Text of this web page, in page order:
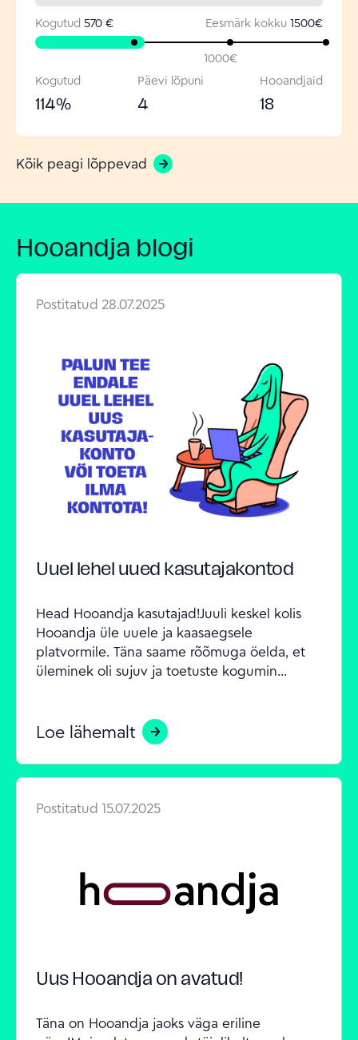
Kogutud 570 € Eesmärk kokku 1500€
1000€
Kogutud
114%
Päevi lõpuni
4
Hooandjaid
18
Kõik peagi lõppevad
Hooandja blogi
Postitatud 28.07.2025
Uuel lehel uued kasutajakontod
Head Hooandja kasutajad!Juuli keskel kolis
Hooandja üle uuele ja kaasaegsele
platvormile. Täna saame rõõmuga öelda, et
üleminek oli sujuv ja toetuste kogumin...
Loe lähemalt
Postitatud 15.07.2025
Uus Hooandja on avatud!
Täna on Hooandja jaoks väga eriline